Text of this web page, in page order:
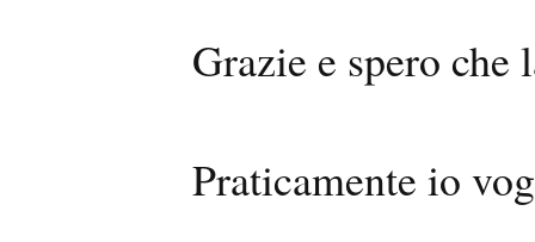
Grazie e spero
Praticamente io